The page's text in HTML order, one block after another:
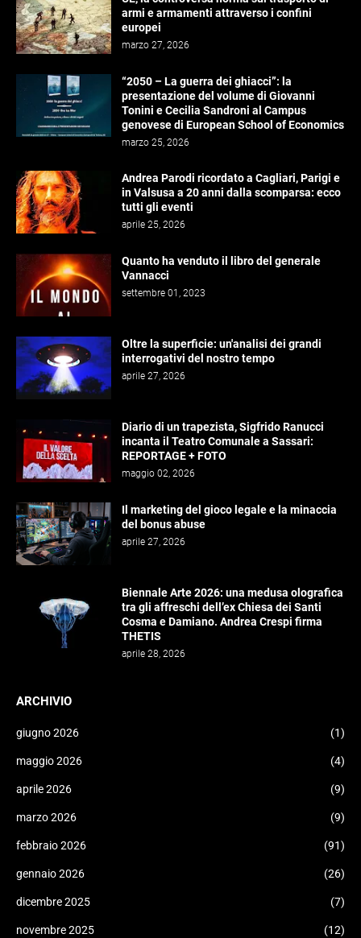
armi e armamenti attraverso i confini
europei
marzo 27, 2026
“2050 – La guerra dei ghiacci”: la
presentazione del volume di Giovanni
Tonini e Cecilia Sandroni al Campus
genovese di European School of Economics
marzo 25, 2026
Andrea Parodi ricordato a Cagliari, Parigi e
in Valsusa a 20 anni dalla scomparsa: ecco
tutti gli eventi
aprile 25, 2026
Quanto ha venduto il libro del generale
Vannacci
settembre 01, 2023
Oltre la superficie: un'analisi dei grandi
interrogativi del nostro tempo
aprile 27, 2026
Diario di un trapezista, Sigfrido Ranucci
incanta il Teatro Comunale a Sassari:
REPORTAGE + FOTO
maggio 02, 2026
Il marketing del gioco legale e la minaccia
del bonus abuse
aprile 27, 2026
Biennale Arte 2026: una medusa olografica
tra gli affreschi dell’ex Chiesa dei Santi
Cosma e Damiano. Andrea Crespi firma
THETIS
aprile 28, 2026
ARCHIVIO
giugno 2026 (1)
maggio 2026 (4)
aprile 2026 (9)
marzo 2026 (9)
febbraio 2026 (91)
gennaio 2026 (26)
dicembre 2025 (7)
novembre 2025 (12)